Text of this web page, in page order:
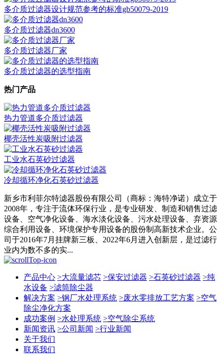
多介质过滤器设计规范参考的标准gb50079-2019
多介质过滤器dn3600
多介质过滤器厂家
多介质过滤器的选型指南
热门产品
热力管道多介质过滤器
椰壳活性炭吸附过滤器
工业水石英砂过滤器
冷却循环净化石英砂过滤器
新乡市利菲尔特滤器股份有限公司（商标：海特净诺）成立于
2008年，专注于流体环保行业，是专业研发、制造和销售过滤
设备、空气净化设备、海水淡化设备、污水处理设备、弃资源
综合利用设备、环境保护专用设备的股份制高新技术企业。公
司于2016年7月挂牌新三板、2022年6月进入创新层，是过滤行
业内为数不多的实...
产品中心 >大流量滤芯 >保安过滤器 >石英砂过滤器 >纯
水设备 >滤筒除尘器
解决方案 >钢厂水处理系统 >废水零排放工艺方案 >空气
除尘净化方案
成功案例 >水处理系统 >空气除尘系统
新闻资讯 >公司新闻 >行业新闻
关于我们
联系我们